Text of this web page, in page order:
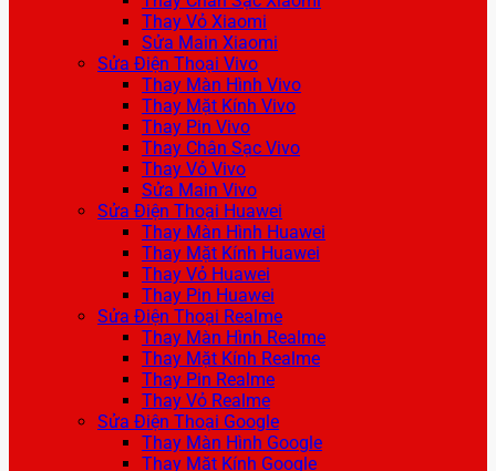
Thay Vỏ Xiaomi
Sửa Main Xiaomi
Sửa Điện Thoại Vivo
Thay Màn Hình Vivo
Thay Mặt Kính Vivo
Thay Pin Vivo
Thay Chân Sạc Vivo
Thay Vỏ Vivo
Sửa Main Vivo
Sửa Điện Thoại Huawei
Thay Màn Hình Huawei
Thay Mặt Kính Huawei
Thay Vỏ Huawei
Thay Pin Huawei
Sửa Điện Thoại Realme
Thay Màn Hình Realme
Thay Mặt Kính Realme
Thay Pin Realme
Thay Vỏ Realme
Sửa Điện Thoại Google
Thay Màn Hình Google
Thay Mặt Kính Google